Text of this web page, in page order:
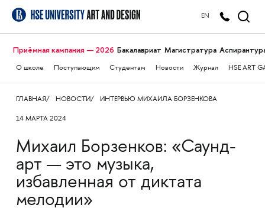
EN
Приёмная кампания — 2026 Бакалавриат Магистратура
О школе Поступающим Студентам Новости Журнал HSE ART
ГЛАВНАЯ НОВОСТИ ИНТЕРВЬЮ МИХАИЛА БОРЗЕНКОВА
14 МАРТА 2024
Михаил Борзенков: «Саунд-
арт — это музыка,
избавленная от диктата
мелодии»